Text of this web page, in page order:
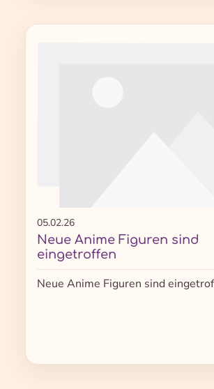
05.02.26
Neue Anime Figuren sind
eingetroffen
Neue Anime Figuren sind